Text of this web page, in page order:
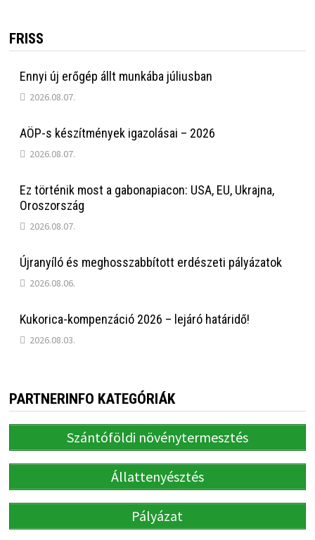
FRISS
Ennyi új erőgép állt munkába júliusban
2026.08.07.
AÖP-s készítmények igazolásai – 2026
2026.08.07.
Ez történik most a gabonapiacon: USA, EU, Ukrajna,
Oroszország
2026.08.07.
Újranyíló és meghosszabbított erdészeti pályázatok
2026.08.06.
Kukorica-kompenzáció 2026 – lejáró határidő!
2026.08.03.
PARTNERINFO KATEGÓRIÁK
Szántóföldi növénytermesztés
Állattenyésztés
Pályázat